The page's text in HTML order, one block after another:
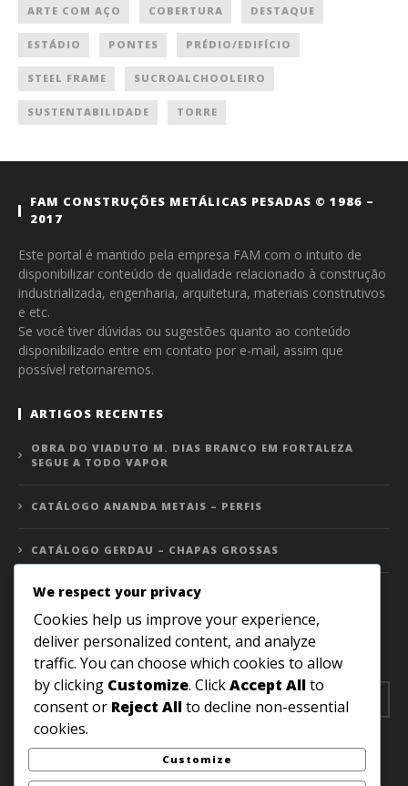
ARTE COM AÇO COBERTURA DESTAQUE
ESTÁDIO PONTES PRÉDIO/EDIFÍCIO
STEEL FRAME SUCROALCHOOLEIRO
SUSTENTABILIDADE TORRE
FAM CONSTRUÇÕES METÁLICAS PESADAS © 1986 –
2017
Este portal é mantido pela empresa FAM com o intuito de
disponibilizar conteúdo de qualidade relacionado à construção
industrializada, engenharia, arquitetura, materiais construtivos
e etc.
Se você tiver dúvidas ou sugestões quanto ao conteúdo
disponibilizado entre em contato por e-mail, assim que
possível retornaremos.
ARTIGOS RECENTES
OBRA DO VIADUTO M. DIAS BRANCO EM FORTALEZA
SEGUE A TODO VAPOR
CATÁLOGO ANANDA METAIS – PERFIS
CATÁLOGO GERDAU – CHAPAS GROSSAS
RECEBA NOSSO CONTEÚDO POR EMAIL
Receba nossos artigos e notícias em sua caixa de e-mail!
We respect your privacy
Cookies help us improve your experience,
deliver personalized content, and analyze
traffic. You can choose which cookies to allow
by clicking Customize. ClickAccept Allto
consent or Reject Allto decline non-essential
cookies.
Customize